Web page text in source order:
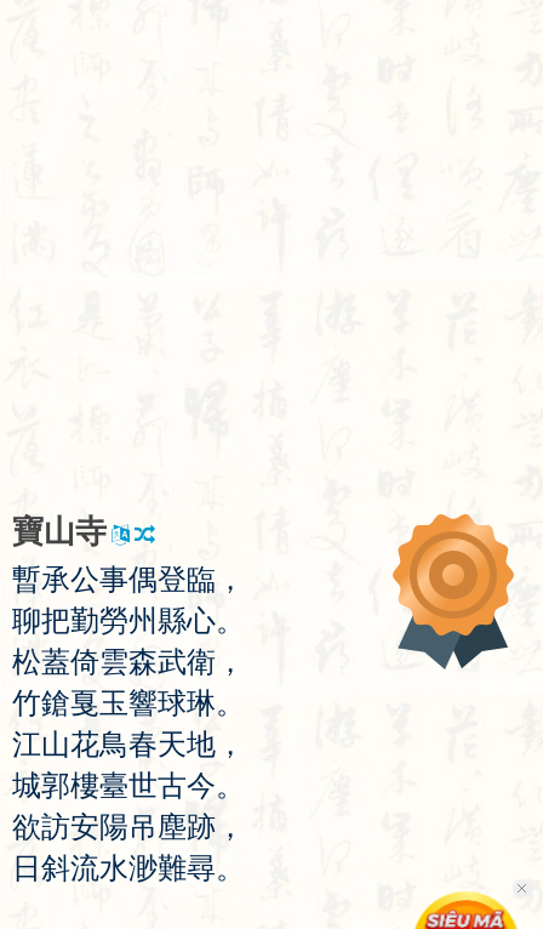
寶山寺
暫承公事偶登臨 ，
聊把勤勞州 縣心。
松蓋倚雲森武衛 ，
竹鎗戛玉響球琳。
江山花鳥春天地 ，
城郭樓臺世古今。
欲訪安陽吊塵跡 ，
日 斜流水渺難尋。